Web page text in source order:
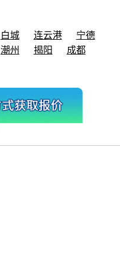
白城 连云港
宁德
潮州 揭阳
成都